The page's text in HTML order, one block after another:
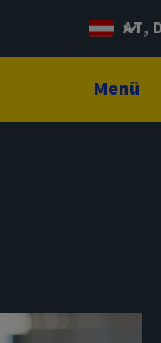
AT,
Menü